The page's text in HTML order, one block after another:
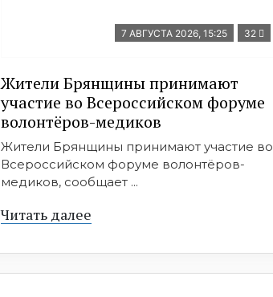
7 АВГУСТА 2026, 15:25 32
Жители Брянщины принимают
участие во Всероссийском форуме
волонтёров-медиков
Жители Брянщины принимают участие во
Всероссийском форуме волонтёров-
медиков, сообщает ...
Читать далее